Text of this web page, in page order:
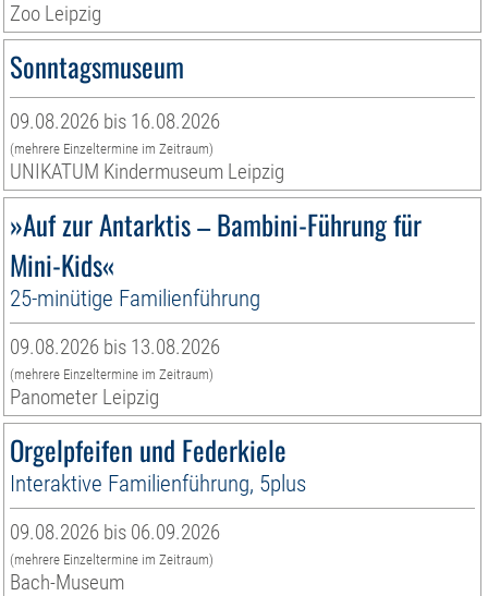
Zoo Leipzig
Sonntagsmuseum
09.08.2026 bis 16.08.2026
(mehrere Einzeltermine im Zeitraum)
UNIKATUM Kindermuseum Leipzig
»Auf zur Antarktis – Bambini-Führung für
Mini-Kids«
25-minütige Familienführung
09.08.2026 bis 13.08.2026
(mehrere Einzeltermine im Zeitraum)
Panometer Leipzig
Orgelpfeifen und Federkiele
Interaktive Familienführung, 5plus
09.08.2026 bis 06.09.2026
(mehrere Einzeltermine im Zeitraum)
Bach-Museum